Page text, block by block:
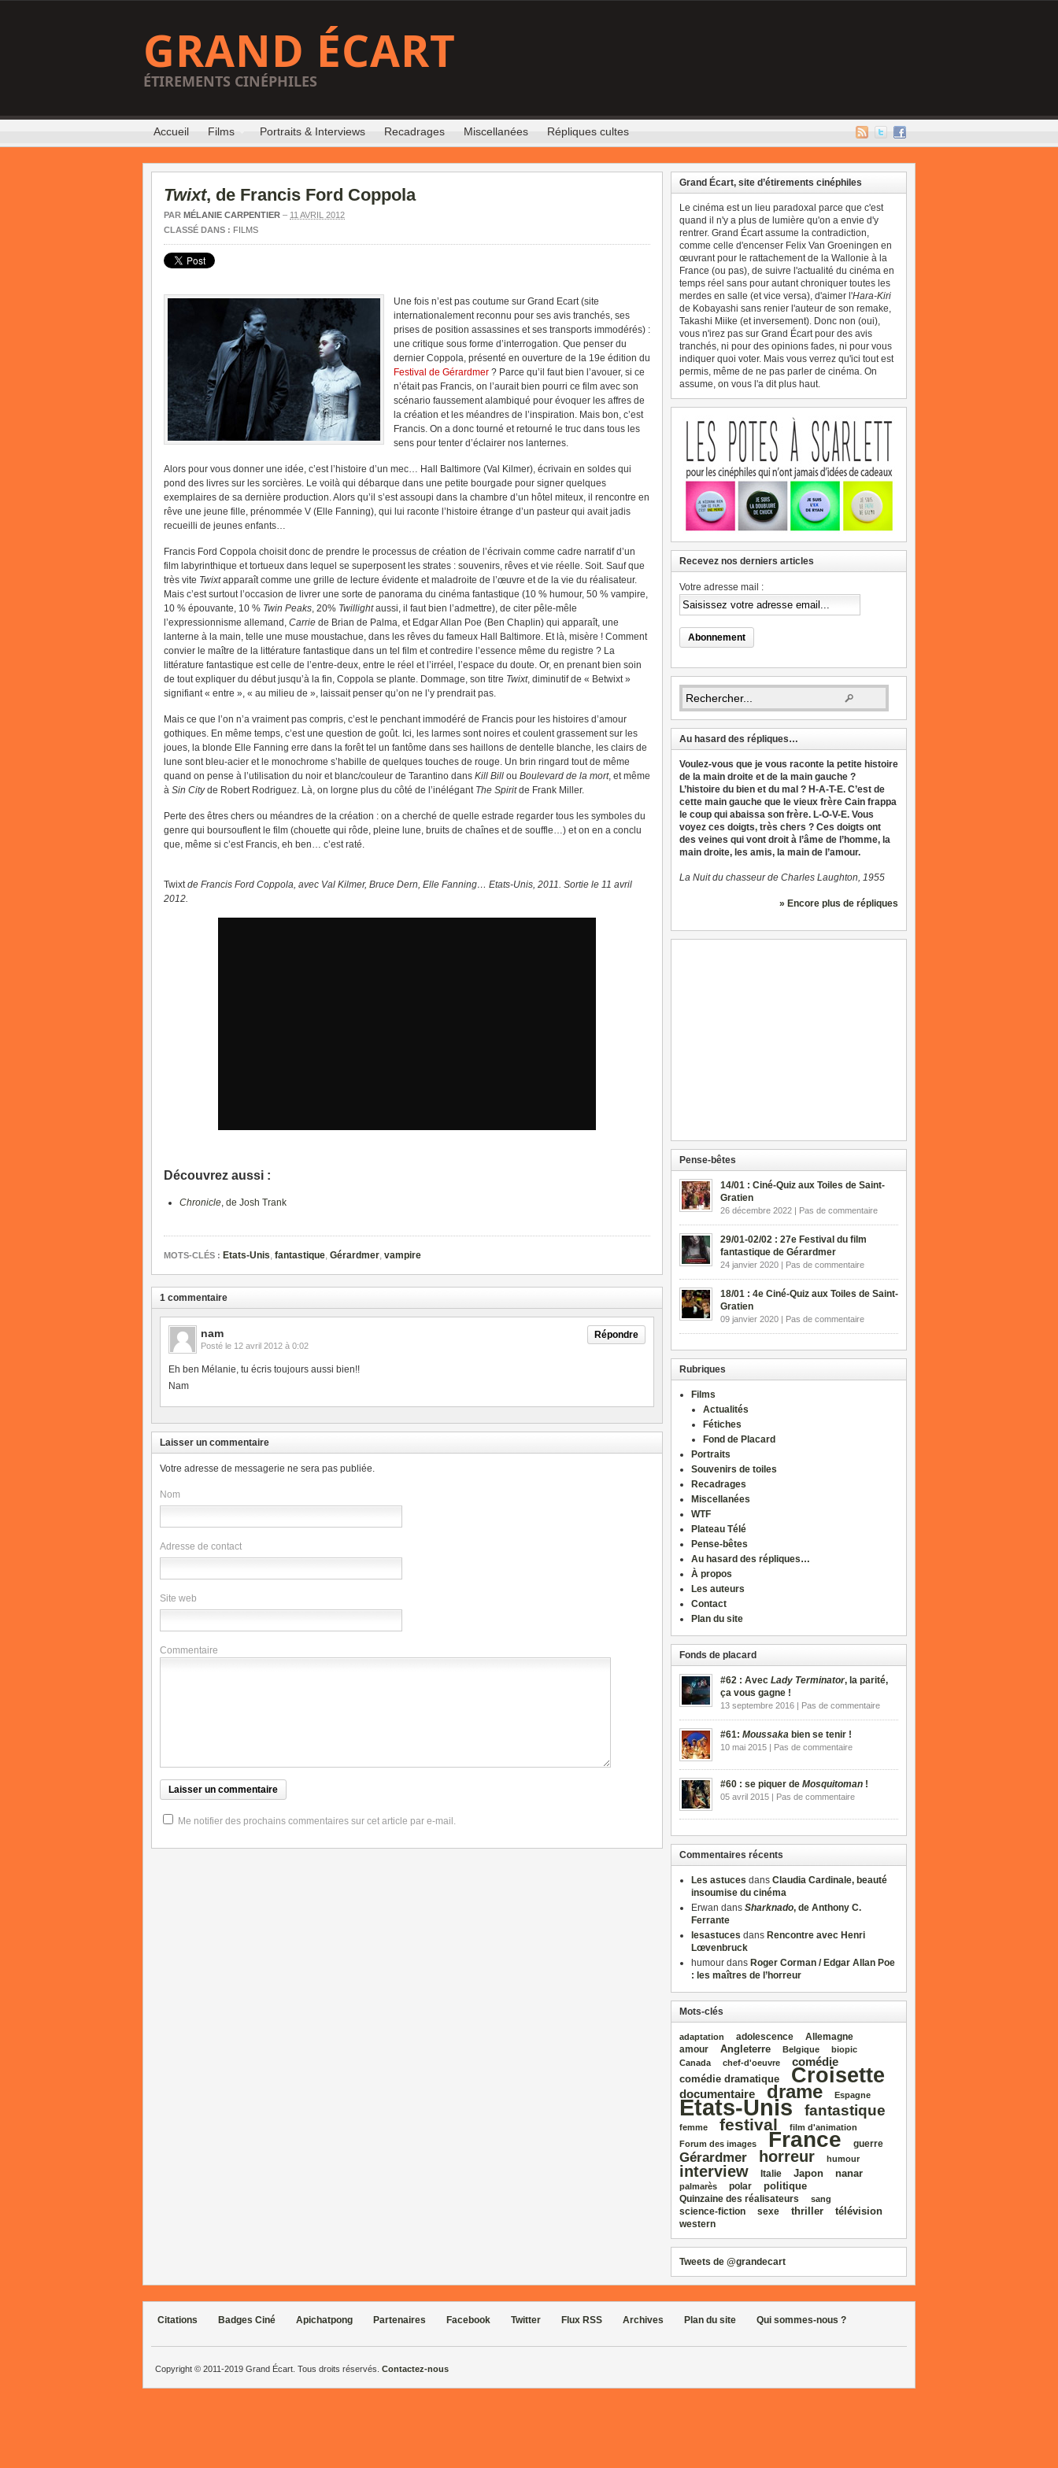
GRAND ÉCART
ÉTIREMENTS CINÉPHILES
Accueil Films Portraits & Interviews Recadrages Miscellanées Répliques cultes
Twixt, de Francis Ford Coppola
PAR MÉLANIE CARPENTIER – 11 AVRIL 2012
CLASSÉ DANS : FILMS
Une fois n’est pas coutume sur Grand Ecart (site
internationalement reconnu pour ses avis tranchés, ses
prises de position assassines et ses transports immodérés) :
une critique sous forme d’interrogation. Que penser du
dernier Coppola, présenté en ouverture de la 19e édition du
Festival de Gérardmer ? Parce qu’il faut bien l’avouer, si ce
n’était pas Francis, on l’aurait bien pourri ce film avec son
scénario faussement alambiqué pour évoquer les affres de
la création et les méandres de l’inspiration. Mais bon, c’est
Francis. On a donc tourné et retourné le truc dans tous les
sens pour tenter d’éclairer nos lanternes.
Alors pour vous donner une idée, c’est l’histoire d’un mec… Hall Baltimore (Val Kilmer), écrivain en soldes qui
pond des livres sur les sorcières. Le voilà qui débarque dans une petite bourgade pour signer quelques
exemplaires de sa dernière production. Alors qu’il s’est assoupi dans la chambre d’un hôtel miteux, il rencontre en
rêve une jeune fille, prénommée V (Elle Fanning), qui lui raconte l’histoire étrange d’un pasteur qui avait jadis
recueilli de jeunes enfants…
Francis Ford Coppola choisit donc de prendre le processus de création de l’écrivain comme cadre narratif d’un
film labyrinthique et tortueux dans lequel se superposent les strates : souvenirs, rêves et vie réelle. Soit. Sauf que
très vite Twixtapparaît comme une grille de lecture évidente et maladroite de l’œuvre et de la vie du réalisateur.
Mais c’est surtout l’occasion de livrer une sorte de panorama du cinéma fantastique (10 % humour, 50 % vampire,
10 % épouvante, 10 % Twin Peaks, 20% Twillightaussi, il faut bien l’admettre), de citer pêle-mêle
l’expressionnisme allemand, Carrie de Brian de Palma, et Edgar Allan Poe (Ben Chaplin) qui apparaît, une
lanterne à la main, telle une muse moustachue, dans les rêves du fameux Hall Baltimore. Et là, misère ! Comment
convier le maître de la littérature fantastique dans un tel film et contredire l’essence même du registre ? La
littérature fantastique est celle de l’entre-deux, entre le réel et l’irréel, l’espace du doute. Or, en prenant bien soin
de tout expliquer du début jusqu’à la fin, Coppola se plante. Dommage, son titre Twixt, diminutif de « Betwixt »
signifiant « entre », « au milieu de », laissait penser qu’on ne l’y prendrait pas.
Mais ce que l’on n’a vraiment pas compris, c’est le penchant immodéré de Francis pour les histoires d’amour
gothiques. En même temps, c’est une question de goût. Ici, les larmes sont noires et coulent grassement sur les
joues, la blonde Elle Fanning erre dans la forêt tel un fantôme dans ses haillons de dentelle blanche, les clairs de
lune sont bleu-acier et le monochrome s’habille de quelques touches de rouge. Un brin ringard tout de même
quand on pense à l’utilisation du noir et blanc/couleur de Tarantino dans Kill Bill ou Boulevard de la mort, et même
à Sin Cityde Robert Rodriguez. Là, on lorgne plus du côté de l’inélégant The Spiritde Frank Miller.
Perte des êtres chers ou méandres de la création : on a cherché de quelle estrade regarder tous les symboles du
genre qui boursouflent le film (chouette qui rôde, pleine lune, bruits de chaînes et de souffle…) et on en a conclu
que, même si c’est Francis, eh ben… c’est raté.
Twixtde Francis Ford Coppola, avec Val Kilmer, Bruce Dern, Elle Fanning… Etats-Unis, 2011. Sortie le 11 avril
2012.
Découvrez aussi :
Chronicle, de Josh Trank
MOTS-CLÉS : Etats-Unis, fantastique, Gérardmer, vampire
1 commentaire
Répondre
nam
Posté le 12 avril 2012 à 0:02
Eh ben Mélanie, tu écris toujours aussi bien!!
Nam
Laisser un commentaire
Votre adresse de messagerie ne sera pas publiée.
Nom
Adresse de contact
Site web
Commentaire
Me notifier des prochains commentaires sur cet article par e-mail.
Grand Écart, site d’étirements cinéphiles
Le cinéma est un lieu paradoxal parce que c'est
quand il n'y a plus de lumière qu'on a envie d'y
rentrer. Grand Écart assume la contradiction,
comme celle d'encenser Felix Van Groeningen en
œuvrant pour le rattachement de la Wallonie à la
France (ou pas), de suivre l'actualité du cinéma en
temps réel sans pour autant chroniquer toutes les
merdes en salle (et vice versa), d'aimer l'Hara-Kiri
de Kobayashi sans renier l'auteur de son remake,
Takashi Miike (et inversement). Donc non (oui),
vous n'irez pas sur Grand Écart pour des avis
tranchés, ni pour des opinions fades, ni pour vous
indiquer quoi voter. Mais vous verrez qu'ici tout est
permis, même de ne pas parler de cinéma. On
assume, on vous l'a dit plus haut.
Recevez nos derniers articles
Votre adresse mail :
Au hasard des répliques…
Voulez-vous que je vous raconte la petite histoire
de la main droite et de la main gauche ?
L’histoire du bien et du mal ? H-A-T-E. C’est de
cette main gauche que le vieux frère Cain frappa
le coup qui abaissa son frère. L-O-V-E. Vous
voyez ces doigts, très chers ? Ces doigts ont
des veines qui vont droit à l’âme de l’homme, la
main droite, les amis, la main de l’amour.
La Nuit du chasseur de Charles Laughton, 1955
» Encore plus de répliques
Pense-bêtes
14/01 : Ciné-Quiz aux Toiles de Saint-
Gratien
26 décembre 2022 | Pas de commentaire
29/01-02/02 : 27e Festival du film
fantastique de Gérardmer
24 janvier 2020 | Pas de commentaire
18/01 : 4e Ciné-Quiz aux Toiles de Saint-
Gratien
09 janvier 2020 | Pas de commentaire
Rubriques
Films
Actualités
Fétiches
Fond de Placard
Portraits
Souvenirs de toiles
Recadrages
Miscellanées
WTF
Plateau Télé
Pense-bêtes
Au hasard des répliques…
À propos
Les auteurs
Contact
Plan du site
Fonds de placard
#62 : Avec Lady Terminator, la parité,
ça vous gagne !
13 septembre 2016 | Pas de commentaire
#61: Moussaka bien se tenir !
10 mai 2015 | Pas de commentaire
#60 : se piquer de Mosquitoman !
05 avril 2015 | Pas de commentaire
Commentaires récents
Les astuces dans Claudia Cardinale, beauté
insoumise du cinéma
Erwan dans Sharknado, de Anthony C.
Ferrante
lesastuces dans Rencontre avec Henri
Lœvenbruck
humour dans Roger Corman / Edgar Allan Poe
: les maîtres de l’horreur
Mots-clés
adaptation adolescence Allemagne
amour Angleterre Belgique
biopic
Canada
chef‑d'oeuvre comédie
comédie dramatique Croisette
documentaire drame Espagne
Etats‑Unis fantastique
femme festival
film d'animation
Forum des images
France guerre
Gérardmer horreur humour
interview Italie Japon nanar
palmarès polar politique
Quinzaine des réalisateurs sang
science‑fiction sexe thriller télévision
western
Tweets de @grandecart
Citations Badges Ciné Apichatpong Partenaires Facebook Twitter Flux RSS Archives Plan du site Qui sommes-nous ?
Copyright © 2011-2019 Grand Écart. Tous droits réservés. Contactez-nous